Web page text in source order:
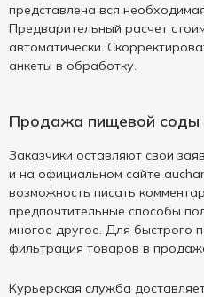
представлена вся
Предварительный расчет
автоматически.
анкеты в обработку.
Продажа пищевой соды
Заказчики оставляют свои
и на официальном сайте
возможность писать
предпочтительные способы
многое другое. Для быстрого
фильтрация товаров в
Курьерская служба